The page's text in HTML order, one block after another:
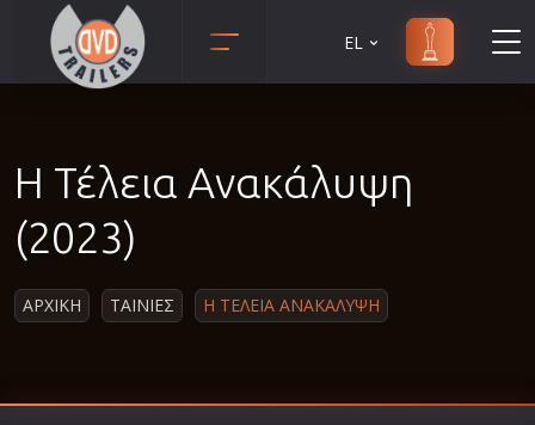
Αισθηματικές
Β' Παγκόσμιος Πόλεμος
Δραματικές
EL
Η Τέλεια Ανακάλυψη
(2023)
ΑΡΧΙΚΗ ΤΑΙΝΙΕΣ Η ΤΕΛΕΙΑ ΑΝΑΚΑΛΥΨΗ